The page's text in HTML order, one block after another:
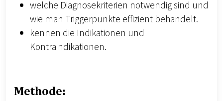
welche Diagnosekriterien notwendig sind und
wie man Triggerpunkte effizient behandelt.
kennen die Indikationen und
Kontraindikationen.
Methode: